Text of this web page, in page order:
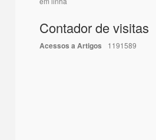
Contador de visitas
Acessos a Artigos 1191589